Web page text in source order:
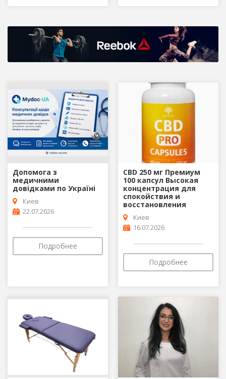
Допомога з
медичними
довідками по Україні
Киев
22.07.2026
Подробнее
CBD 250 мг Премиум
100 капсул Высокая
концентрация для
спокойствия и
восстановления
Киев
16.07.2026
Подробнее